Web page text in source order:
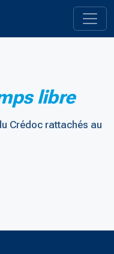
libre
Crédoc rattachés au